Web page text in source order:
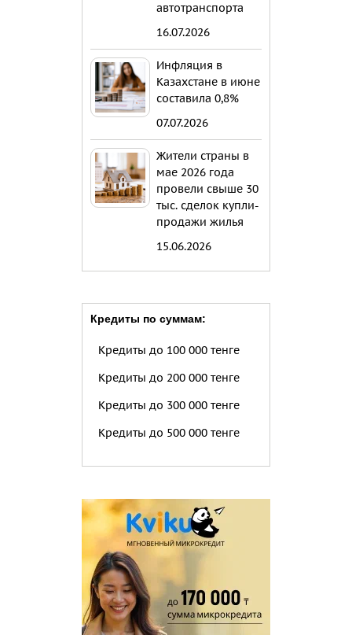
автотранспорта
16.07.2026
Инфляция в
Казахстане в июне
составила 0,8%
07.07.2026
Жители страны в
мае 2026 года
провели свыше 30
тыс. сделок купли-
продажи жилья
15.06.2026
Кредиты по суммам:
Кредиты до 100 000 тенге
Кредиты до 200 000 тенге
Кредиты до 300 000 тенге
Кредиты до 500 000 тенге